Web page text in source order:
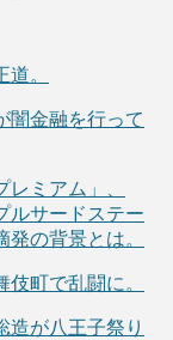
。
闇金融を行って
ミアム」、
ルサードステー
の背景とは。
町で乱闘に。
造が八王子祭り